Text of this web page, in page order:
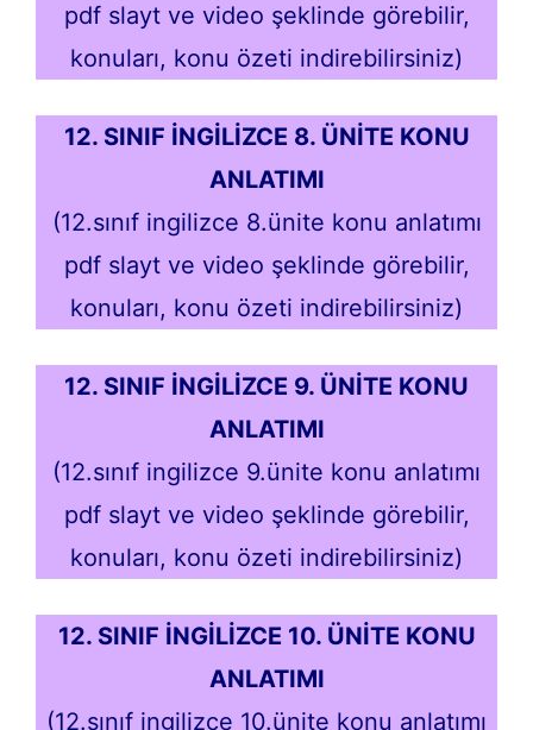
pdf slayt ve video şeklinde görebilir,
konuları, konu özeti indirebilirsiniz)
12. SINIF İNGİLİZCE 8. ÜNİTE KONU
ANLATIMI
(12.sınıf ingilizce 8.ünite konu anlatımı
pdf slayt ve video şeklinde görebilir,
konuları, konu özeti indirebilirsiniz)
12. SINIF İNGİLİZCE 9. ÜNİTE KONU
ANLATIMI
(12.sınıf ingilizce 9.ünite konu anlatımı
pdf slayt ve video şeklinde görebilir,
konuları, konu özeti indirebilirsiniz)
12. SINIF İNGİLİZCE 10. ÜNİTE KONU
ANLATIMI
(12.sınıf ingilizce 10.ünite konu anlatımı